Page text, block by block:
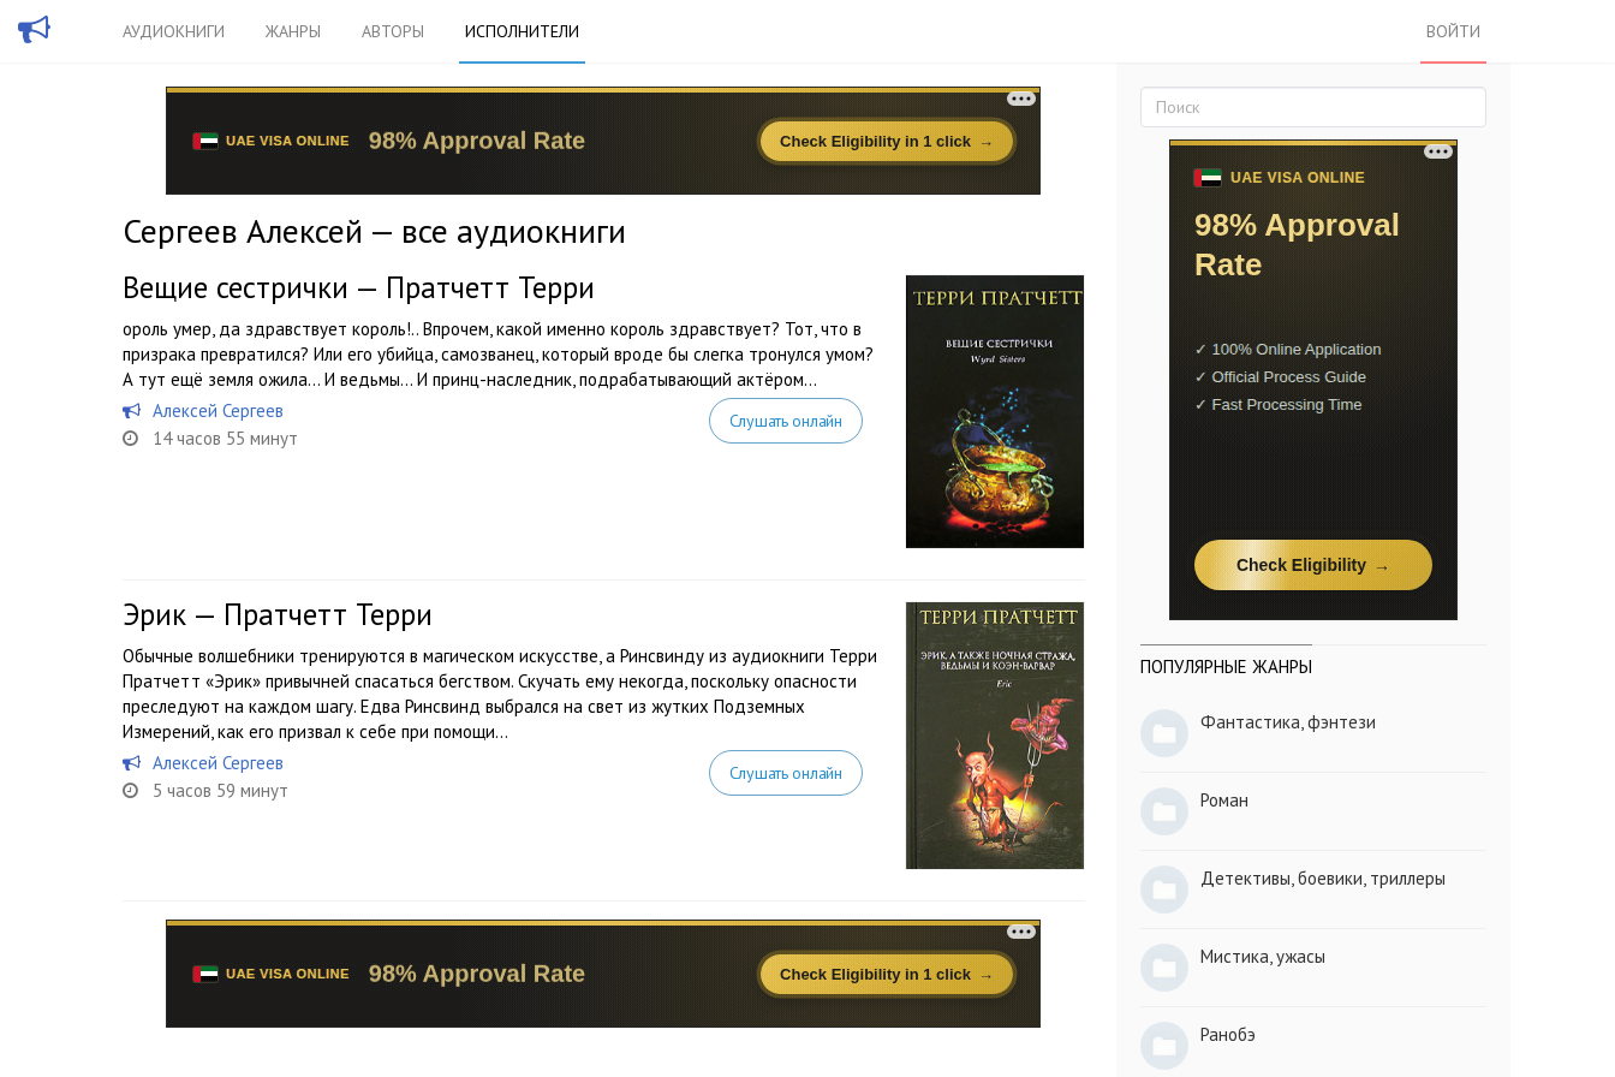
АУДИОКНИГИ ЖАНРЫ АВТОРЫ ИСПОЛНИТЕЛИ ВОЙТИ
Сергеев Алексей — все аудиокниги
Вещие сестрички — Пратчетт Терри
ороль умер, да здравствует король!.. Впрочем, какой именно король здравствует? Тот, что в
призрака превратился? Или его убийца, самозванец, который вроде бы слегка тронулся умом?
А тут ещё земля ожила… И ведьмы… И принц-наследник, подрабатывающий актёром…
Алексей Сергеев
14 часов 55 минут
Слушать онлайн
Эрик — Пратчетт Терри
Обычные волшебники тренируются в магическом искусстве, а Ринсвинду из аудиокниги Терри
Пратчетт «Эрик» привычней спасаться бегством. Скучать ему некогда, поскольку опасности
преследуют на каждом шагу. Едва Ринсвинд выбрался на свет из жутких Подземных
Измерений, как его призвал к себе при помощи...
Алексей Сергеев
5 часов 59 минут
Слушать онлайн
ПОПУЛЯРНЫЕ ЖАНРЫ
Фантастика, фэнтези
Роман
Детективы, боевики, триллеры
Мистика, ужасы
Ранобэ